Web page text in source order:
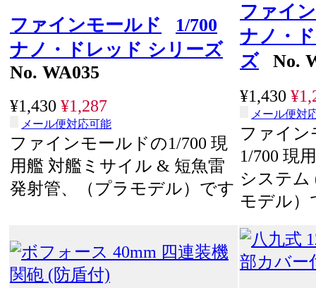
ファインモールド
1/700
ナノ・ドレッド シリーズ
No. WA035
¥1,430 ¥1,287
メール便対応可能
ファインモールドの1/700 現
用艦 対艦ミサイル & 短魚雷
発射管、（プラモデル）です
ファイ
ナノ・
ズNo.
¥1,430
メール便対
ファイン
1/700 現
システム
モデル）